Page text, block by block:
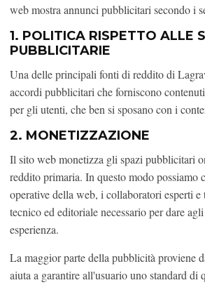
web mostra annunci pubblicitari secondo i
1. POLITICA RISPETTO ALLE
PUBBLICITARIE
Una delle principali fonti di reddito di
accordi pubblicitari che forniscono
per gli utenti, che ben si sposano con i
2. MONETIZZAZIONE
Il sito web monetizza gli spazi pubblicitari
reddito primaria. In questo modo possiamo
operative della web, i collaboratori esperti
tecnico ed editoriale necessario per dare
esperienza.
La maggior parte della pubblicità proviene
aiuta a garantire all'usuario uno standard di